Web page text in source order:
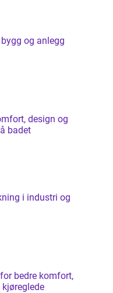
og anlegg
badet
i industri og
bedre komfort,